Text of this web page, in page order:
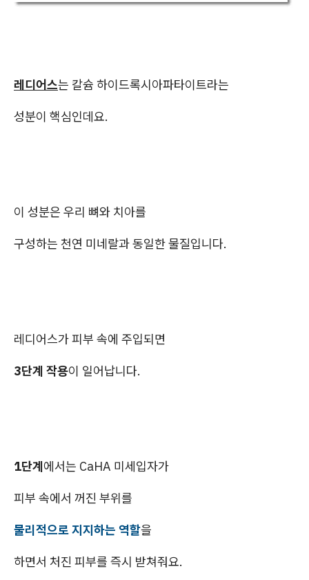
레디어스는 칼슘 하이드록시아파타이트라는
성분이 핵심인데요.
이 성분은 우리 뼈와 치아를
구성하는 천연 미네랄과 동일한 물질입니다.
레디어스가 피부 속에 주입되면
3단계 작용이 일어납니다.
1단계에서는 CaHA 미세입자가
피부 속에서 꺼진 부위를
물리적으로 지지하는 역할을
하면서 처진 피부를 즉시 받쳐줘요.